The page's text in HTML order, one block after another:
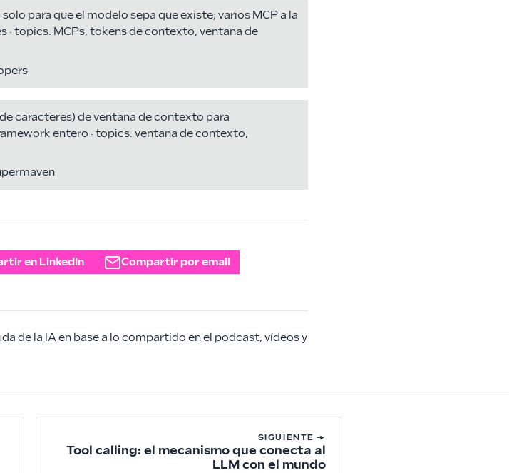
para que el modelo sepa que existe; varios MCP a la
· topics: MCPs, tokens de contexto, ventana de
caracteres) de ventana de contexto para
entero · topics: ventana de contexto,
en LinkedIn Compartir por email
de la IA en base a lo compartido en el podcast, vídeos y
SIGUIENTE →
Tool calling: el mecanismo que conecta al
LLM con el mundo